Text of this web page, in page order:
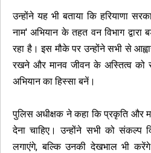
उन्होंने यह भी बताया कि हरियाणा
नाम' अभियान के तहत वन विभाग द्वारा
रहा है। इस मौके पर उन्होंने सभी से
रखने और मानव जीवन के अस्तित्व को
अभियान का हिस्सा बनें।
पुलिस अधीक्षक ने कहा कि प्रकृति और
देना चाहिए। उन्होंने सभी को संकल्प
लगाएंगे, बल्कि उनकी देखभाल भी करेंगे